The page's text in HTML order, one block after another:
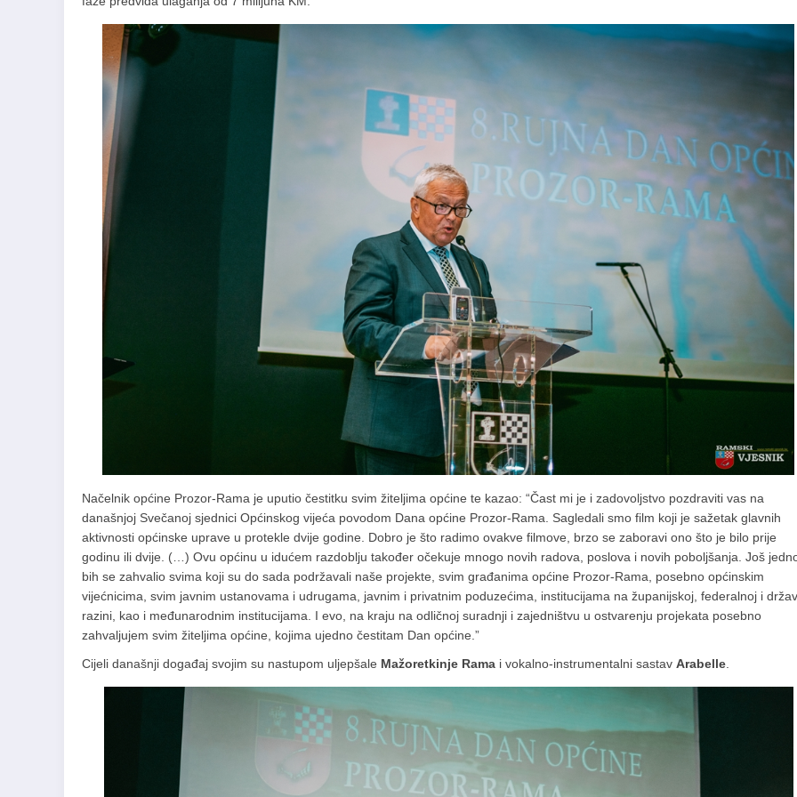
Načelnik općine Prozor-Rama je uputio čestitku svim žiteljima općine te kazao: “Čast mi je i zadovoljstvo pozdraviti vas na
današnjoj Svečanoj sjednici Općinskog vijeća povodom Dana općine Prozor-Rama. Sagledali smo film koji je sažetak glavnih
aktivnosti općinske uprave u protekle dvije godine. Dobro je što radimo ovakve filmove, brzo se zaboravi ono što je bilo prije
godinu ili dvije. (…) Ovu općinu u idućem razdoblju također očekuje mnogo novih radova, poslova i novih poboljšanja. Još
bih se zahvalio svima koji su do sada podržavali naše projekte, svim građanima općine Prozor-Rama, posebno općinskim
vijećnicima, svim javnim ustanovama i udrugama, javnim i privatnim poduzećima, institucijama na županijskoj, federalnoj i
razini, kao i međunarodnim institucijama. I evo, na kraju na odličnoj suradnji i zajedništvu u ostvarenju projekata posebno
zahvaljujem svim žiteljima općine, kojima ujedno čestitam Dan općine.”
Cijeli današnji događaj svojim su nastupom uljepšale Mažoretkinje Rama i vokalno-instrumentalni sastav Arabelle